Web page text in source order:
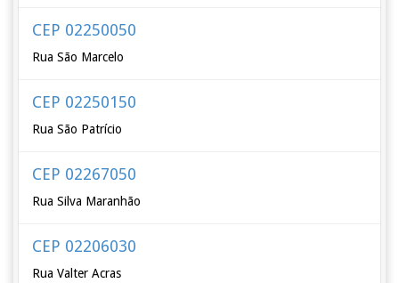
CEP 02250050
Rua São Marcelo
CEP 02250150
Rua São Patrício
CEP 02267050
Rua Silva Maranhão
CEP 02206030
Rua Valter Acras